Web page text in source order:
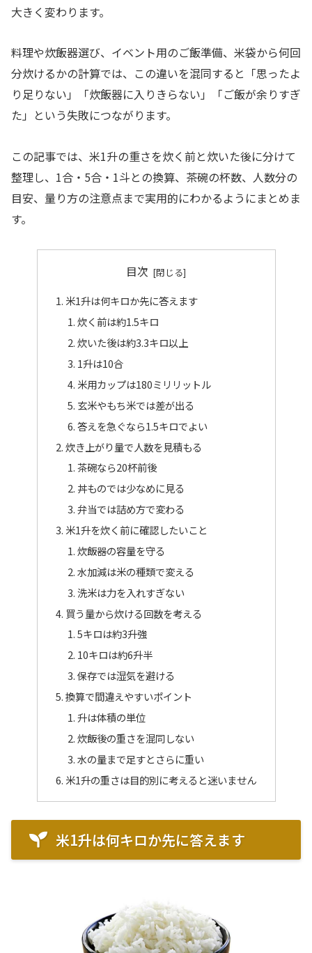
大きく変わります。
料理や炊飯器選び、イベント用のご飯準備、米袋から何回
分炊けるかの計算では、この違いを混同すると「思ったよ
り足りない」「炊飯器に入りきらない」「ご飯が余りすぎ
た」という失敗につながります。
この記事では、米1升の重さを炊く前と炊いた後に分けて
整理し、1合・5合・1斗との換算、茶碗の杯数、人数分の
目安、量り方の注意点まで実用的にわかるようにまとめま
す。
目次
米1升は何キロか先に答えます
炊く前は約1.5キロ
炊いた後は約3.3キロ以上
1升は10合
米用カップは180ミリリットル
玄米やもち米では差が出る
答えを急ぐなら1.5キロでよい
炊き上がり量で人数を見積もる
茶碗なら20杯前後
丼ものでは少なめに見る
弁当では詰め方で変わる
米1升を炊く前に確認したいこと
炊飯器の容量を守る
水加減は米の種類で変える
洗米は力を入れすぎない
買う量から炊ける回数を考える
5キロは約3升強
10キロは約6升半
保存では湿気を避ける
換算で間違えやすいポイント
升は体積の単位
炊飯後の重さを混同しない
水の量まで足すとさらに重い
米1升の重さは目的別に考えると迷いません
米1升は何キロか先に答えます